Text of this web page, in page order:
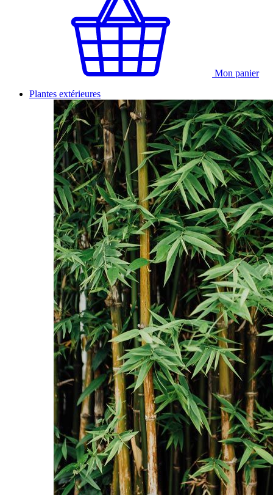
Mon panier
Plantes extérieures